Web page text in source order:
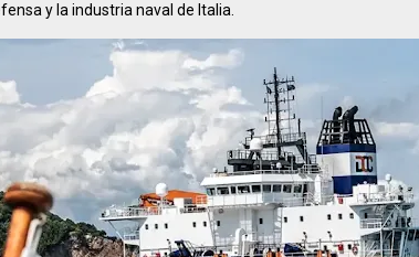
y la industria naval de Italia.